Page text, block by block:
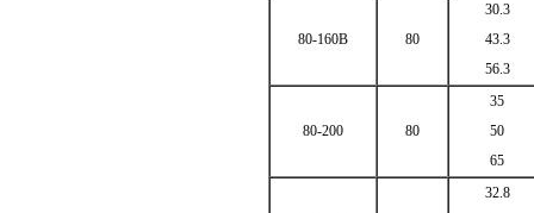
80-160B 80
30.3
43.3
56.3
80-200 80
35
50
65
32.8